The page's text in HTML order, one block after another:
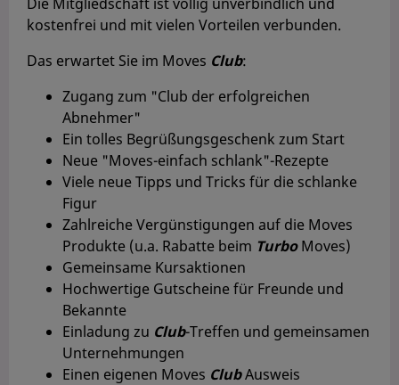
kostenfrei und mit vielen Vorteilen verbunden.
Das erwartet Sie im Moves Club:
Zugang zum "Club der erfolgreichen
Abnehmer"
Ein tolles Begrüßungsgeschenk zum Start
Neue "Moves-einfach schlank"-Rezepte
Viele neue Tipps und Tricks für die schlanke
Figur
Zahlreiche Vergünstigungen auf die Moves
Produkte (u.a. Rabatte beim TurboMoves)
Gemeinsame Kursaktionen
Hochwertige Gutscheine für Freunde und
Bekannte
Einladung zu Club-Treffen und gemeinsamen
Unternehmungen
Einen eigenen Moves ClubAusweis